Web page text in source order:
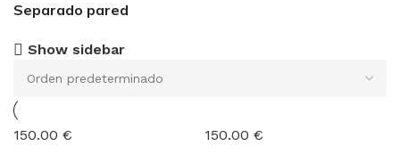
Separado pared
Show sidebar
150.00 € 150.00 €